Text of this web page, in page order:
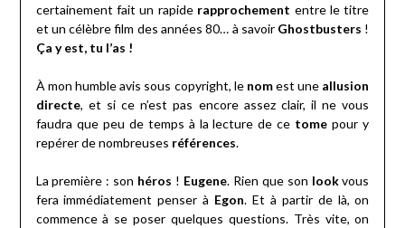
certainement fait un rapide rapprochement entre le titre
et un célèbre film des années 80… à savoir Ghostbusters !
Ça y est, tu l’as !
À mon humble avis sous copyright, le nomest une allusion
directe, et si ce n’est pas encore assez clair, il ne vous
faudra que peu de temps à la lecture de ce tome pour y
repérer de nombreuses références.
La première : son héros ! Eugene. Rien que son lookvous
fera immédiatement penser à Egon. Et à partir de là, on
commence à se poser quelques questions. Très vite, on